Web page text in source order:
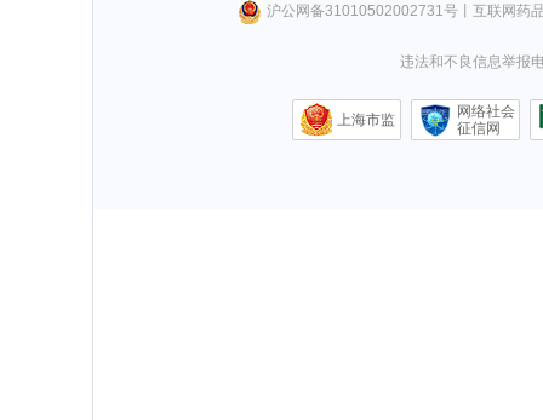
沪公网备31010502002731号丨 互联网药
违法和不良信息举报
上海市监
网络社会
征信网